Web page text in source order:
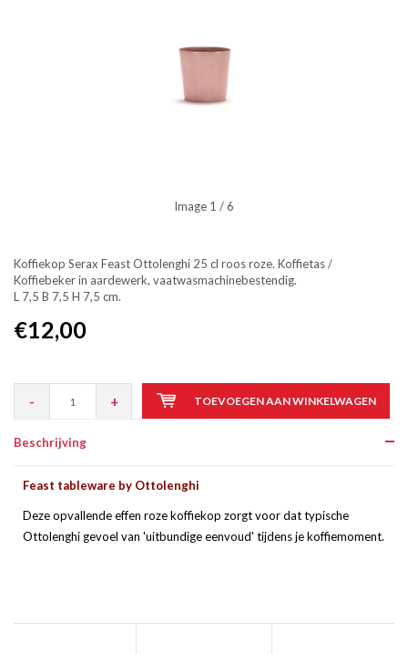
Image 1 / 6
Koffiekop Serax Feast Ottolenghi 25 cl roos roze. Koffietas /
Koffiebeker in aardewerk, vaatwasmachinebestendig.
L 7,5 B 7,5 H 7,5 cm.
€12,00
- + TOEVOEGEN AAN WINKELWAGEN
Beschrijving
Feast tableware by Ottolenghi
Deze opvallende effen roze koffiekop zorgt voor dat typische
Ottolenghi gevoel van 'uitbundige eenvoud' tijdens je koffiemoment.